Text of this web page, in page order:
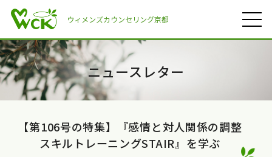
ウィメンズカウンセリング京都
ニュースレター
【第106号の特集】『感情と対人関係の調整
スキルトレーニングSTAIR』を学ぶ